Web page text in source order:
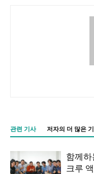
관련 기사 저자의 더 많은
함께
크루